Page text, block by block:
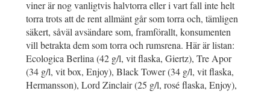
viner är nog vanligtvis halvtorra eller i vart fall inte helt
torra trots att de rent allmänt går som torra och, tämligen
säkert, såväl avsändare som, framförallt, konsumenten
vill betrakta dem som torra och rumsrena. Här är listan:
Ecologica Berlina (42 g/l, vit flaska, Giertz), Tre Apor
(34 g/l, vit box, Enjoy), Black Tower (34 g/l, vit flaska,
Hermansson), Lord Zinclair (25 g/l, rosé flaska, Enjoy),